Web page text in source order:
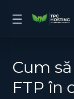
Cum
FTP în